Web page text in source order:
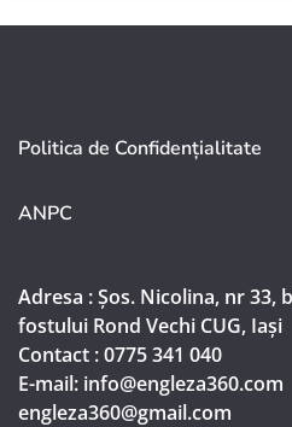
Politica de Confidențialitate
ANPC
Adresa : Șos. Nicolina, nr 33,
fostului Rond Vechi CUG, Iași
Contact : 0775 341 040
E-mail: info@engleza360.com​
engleza360@gmail.com​